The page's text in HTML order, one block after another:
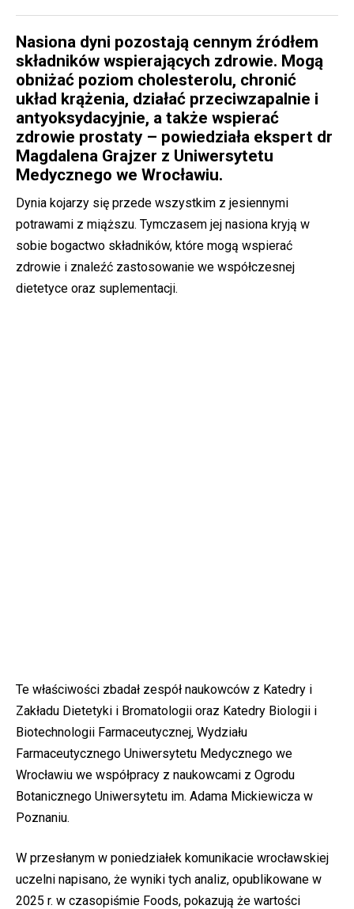
Nasiona dyni pozostają cennym źródłem
składników wspierających zdrowie. Mogą
obniżać poziom cholesterolu, chronić
układ krążenia, działać przeciwzapalnie i
antyoksydacyjnie, a także wspierać
zdrowie prostaty – powiedziała ekspert dr
Magdalena Grajzer z Uniwersytetu
Medycznego we Wrocławiu.
Dynia kojarzy się przede wszystkim z jesiennymi
potrawami z miąższu. Tymczasem jej nasiona kryją w
sobie bogactwo składników, które mogą wspierać
zdrowie i znaleźć zastosowanie we współczesnej
dietetyce oraz suplementacji.
Te właściwości zbadał zespół naukowców z Katedry i
Zakładu Dietetyki i Bromatologii oraz Katedry Biologii i
Biotechnologii Farmaceutycznej, Wydziału
Farmaceutycznego Uniwersytetu Medycznego we
Wrocławiu we współpracy z naukowcami z Ogrodu
Botanicznego Uniwersytetu im. Adama Mickiewicza w
Poznaniu.
W przesłanym w poniedziałek komunikacie wrocławskiej
uczelni napisano, że wyniki tych analiz, opublikowane w
2025 r. w czasopiśmie Foods, pokazują że wartości